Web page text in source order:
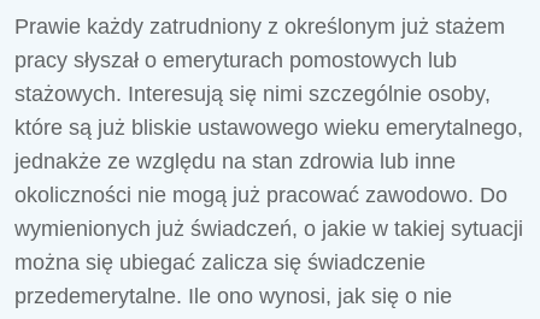
Prawie każdy zatrudniony z określonym już stażem
pracy słyszał o emeryturach pomostowych lub
stażowych. Interesują się nimi szczególnie osoby,
które są już bliskie ustawowego wieku emerytalnego,
jednakże ze względu na stan zdrowia lub inne
okoliczności nie mogą już pracować zawodowo. Do
wymienionych już świadczeń, o jakie w takiej sytuacji
można się ubiegać zalicza się świadczenie
przedemerytalne. Ile ono wynosi, jak się o nie